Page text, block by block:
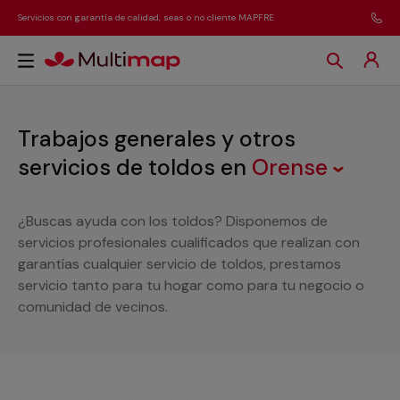
Servicios con garantía de calidad, seas o no cliente MAPFRE
Trabajos generales y otros
servicios de toldos en Orense
¿Buscas ayuda con los toldos? Disponemos de
servicios profesionales cualificados que realizan con
garantías cualquier servicio de toldos, prestamos
servicio tanto para tu hogar como para tu negocio o
comunidad de vecinos.